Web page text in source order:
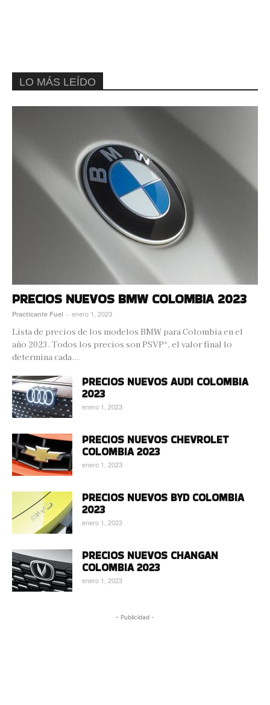
LO MÁS LEÍDO
PRECIOS NUEVOS BMW COLOMBIA 2023
Practicante Fuel - enero 1, 2023
Lista de precios de los modelos BMW para Colombia en el
año 2023. Todos los precios son PSVP*, el valor final lo
determina cada...
PRECIOS NUEVOS AUDI COLOMBIA
2023
enero 1, 2023
PRECIOS NUEVOS CHEVROLET
COLOMBIA 2023
enero 1, 2023
PRECIOS NUEVOS BYD COLOMBIA
2023
enero 1, 2023
PRECIOS NUEVOS CHANGAN
COLOMBIA 2023
enero 1, 2023
- Publicidad -